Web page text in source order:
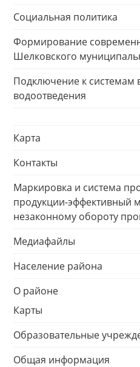
Социальная политика
Формирование
Шелковского
Подключение к системам
водоотведения
Карта
Контакты
Маркировка и система
продукции-эффективный
незаконному обороту
Медиафайлы
Население района
О районе
Карты
Образовательные
Общая информация